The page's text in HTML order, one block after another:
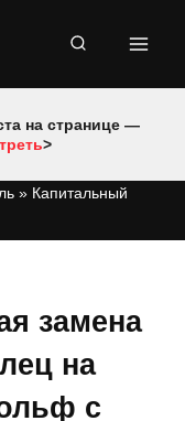
на странице —
>
» Капитальный
замена
на
с